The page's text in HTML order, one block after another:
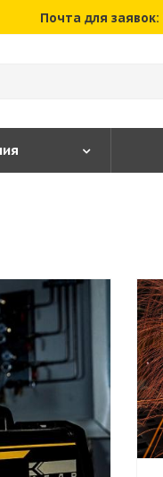
Почта для заявок: